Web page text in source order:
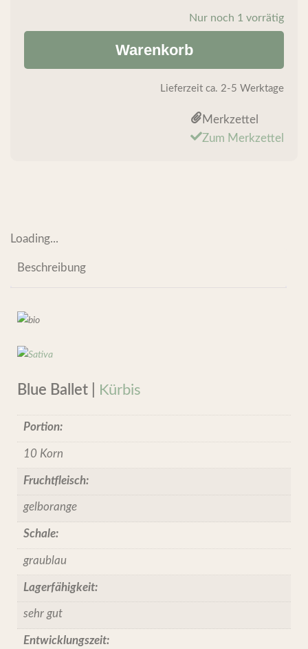
Nur noch 1 vorrätig
Warenkorb
Lieferzeit ca. 2-5 Werktage
Merkzettel
Zum Merkzettel
Loading...
Beschreibung
Blue Ballet | Kürbis
Portion:
10 Korn
Fruchtfleisch:
gelborange
Schale:
graublau
Lagerfähigkeit:
sehr gut
Entwicklungszeit: